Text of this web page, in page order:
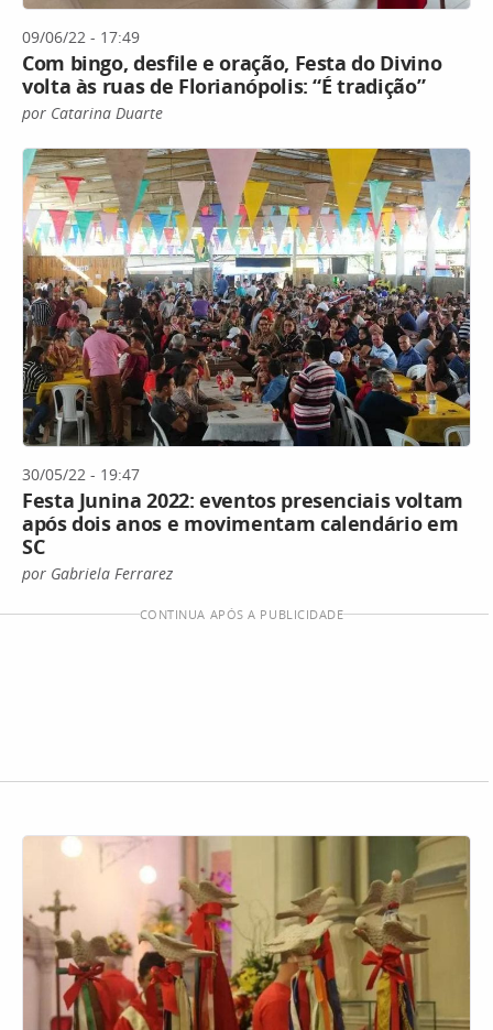
09/06/22 - 17:49
Com bingo, desfile e oração, Festa do Divino
volta às ruas de Florianópolis: “É tradição”
por Catarina Duarte
30/05/22 - 19:47
Festa Junina 2022: eventos presenciais voltam
após dois anos e movimentam calendário em
SC
por Gabriela Ferrarez
CONTINUA APÓS A PUBLICIDADE